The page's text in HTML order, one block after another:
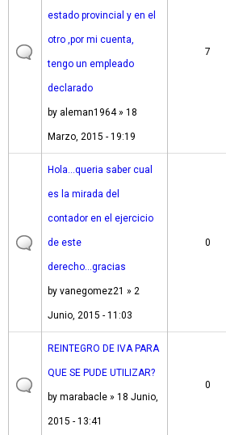
estado provincial y en el
otro ,por mi cuenta,
tengo un empleado
declarado
by aleman1964» 18
Marzo, 2015 - 19:19
7
Hola...queria saber cual
es la mirada del
contador en el ejercicio
de este
derecho...gracias
by vanegomez21 » 2
Junio, 2015 - 11:03
0
REINTEGRO DE IVA PARA
QUE SE PUDE UTILIZAR?
by marabacle » 18 Junio,
2015 - 13:41
0